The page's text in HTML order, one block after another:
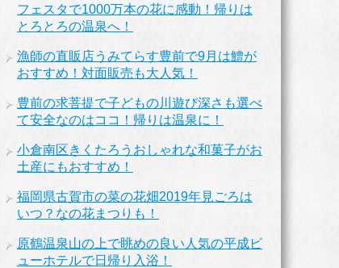
フェスタで1000万本の花に感動！帰りは
とろとろの温泉へ！
漁師の直販店うみてらす豊前で9月は鱧が
おすすめ！対面販売も大人気！
豊前の求菩提で子どもの川遊び深さも選べ
て安全なのはココ！帰りは温泉に！
小倉南区きくたろうおしゃれな和菓子がお
土産にもおすすめ！
福岡県古賀市の菜の花畑2019年見ごろは
いつ？なの花まつりも！
原鶴温泉山の上で眺めの良い人気の平成ビ
ューホテルで日帰り入浴！